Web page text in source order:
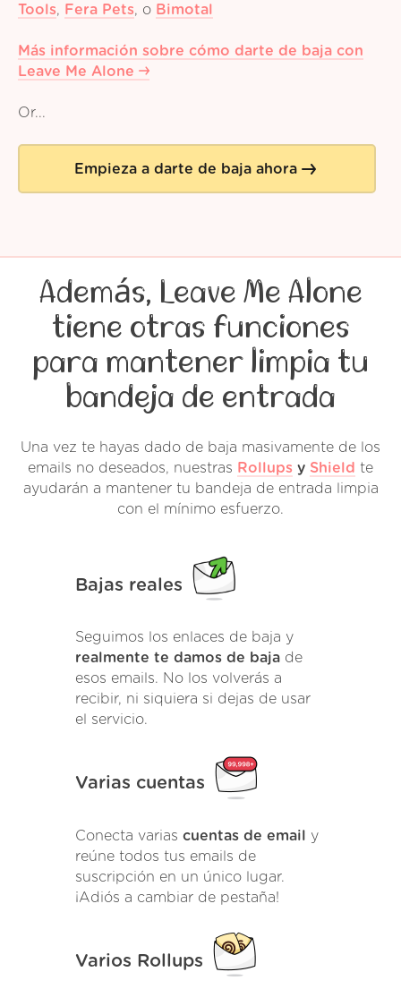
Tools, Fera Pets, o Bimotal
Más información sobre cómo darte de baja con
Leave Me Alone
Or...
Empieza a darte de baja ahora
Además, Leave Me Alone
tiene otras funciones
para mantener limpia tu
bandeja de entrada
Una vez te hayas dado de baja masivamente de los
emails no deseados, nuestras Rollups y Shield te
ayudarán a mantener tu bandeja de entrada limpia
con el mínimo esfuerzo.
Bajas reales
Seguimos los enlaces de baja y
realmente te damos de baja de
esos emails. No los volverás a
recibir, ni siquiera si dejas de usar
el servicio.
Varias cuentas
Conecta varias cuentas de email
y
reúne todos tus emails de
suscripción en un único lugar.
¡Adiós a cambiar de pestaña!
Varios Rollups